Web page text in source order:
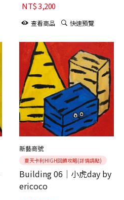
NT$3,200
查看商品 快速預覽
新藝商號
夏天卡利HIGH回饋攻略(詳情請點)
Building 06｜小虎day by
ericoco